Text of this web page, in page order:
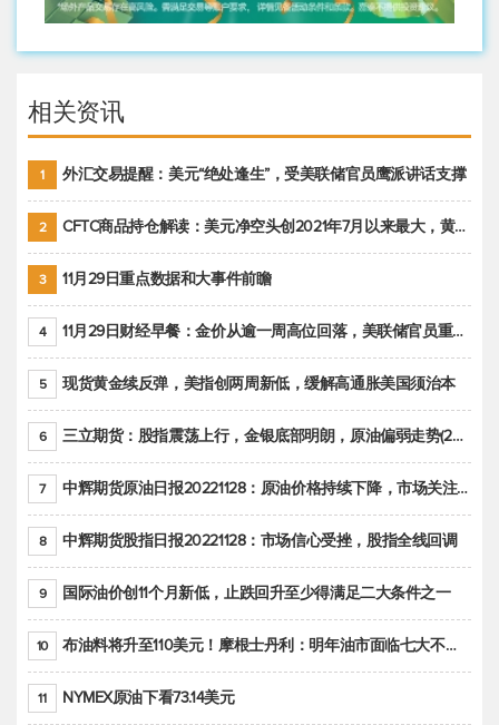
相关资讯
1 外汇交易提醒：美元“绝处逢生”，受美联储官员鹰派讲话支撑
2 CFTC商品持仓解读：美元净空头创2021年7月以来最大，黄金期货投机性净多头头寸减少
3 11月29日重点数据和大事件前瞻
4 11月29日财经早餐：金价从逾一周高位回落，美联储官员重申鹰派立场推动美元回升
5 现货黄金续反弹，美指创两周新低，缓解高通胀美国须治本
6 三立期货：股指震荡上行，金银底部明朗，原油偏弱走势(20221128收评)
7 中辉期货原油日报20221128：原油价格持续下降，市场关注OPEC+新一轮产能政策
8 中辉期货股指日报20221128：市场信心受挫，股指全线回调
9 国际油价创11个月新低，止跌回升至少得满足二大条件之一
10 布油料将升至110美元！摩根士丹利：明年油市面临七大不确定性
11 NYMEX原油下看73.14美元